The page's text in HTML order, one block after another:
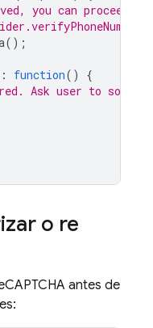
you can proceed
();
: function()
{
Ask user to solve
o re
antes de